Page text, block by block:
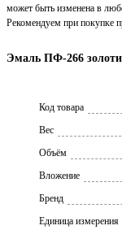
Эмаль ПФ-266
Код товара
Вес
Объём
Вложение
Брeнд
Единица измерения
может быть изменена в
Рекомендуем при покупке